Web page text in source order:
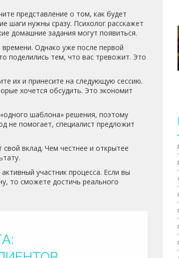
представление о том, как будет
шаги нужны сразу. Психолог расскажет
домашние задания могут появиться.
Однако уже после первой
поделились тем, что вас тревожит. Это
их и принесите на следующую сессию.
хочется обсудить. Это экономит
шаблона» решения, поэтому
не помогает, специалист предложит
вклад. Чем честнее и открытее
участник процесса. Если вы
то сможете достичь реального